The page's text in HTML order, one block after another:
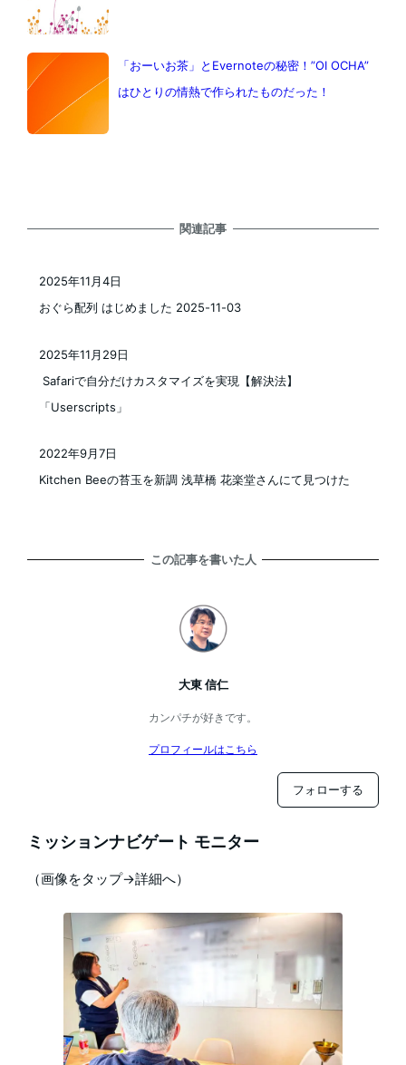
「おーいお茶」とEvernoteの秘密！”OI OCHA”
はひとりの情熱で作られたものだった！
関連記事
おぐら配列 はじめました 2025-11-03
2025年11月4日
Safariで自分だけカスタマイズを実現【解決法】
「Userscripts」
2025年11月29日
Kitchen Beeの苔玉を新調 浅草橋 花楽堂さんにて見つけた
2022年9月7日
この記事を書いた人
大東 信仁
カンパチが好きです。
プロフィールはこちら
フォローする
ミッションナビゲート モニター
（画像をタップ→詳細へ）